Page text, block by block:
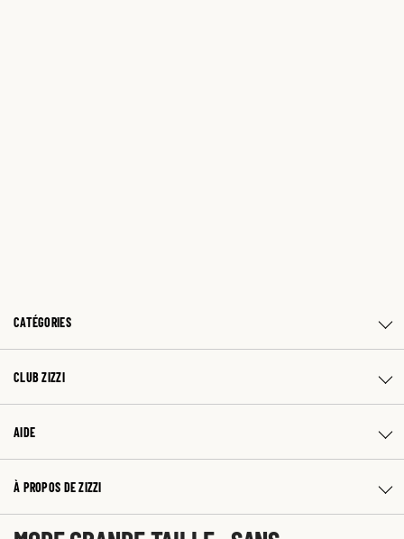
CATÉGORIES
CLUB ZIZZI
AIDE
À PROPOS DE ZIZZI